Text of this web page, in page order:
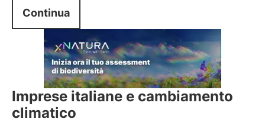
Continua
Imprese italiane e cambiamento
climatico